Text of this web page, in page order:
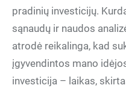
pradinių investicijų.
sąnaudų ir naudos
atrodė reikalinga, kad
įgyvendintos mano
investicija – laikas,